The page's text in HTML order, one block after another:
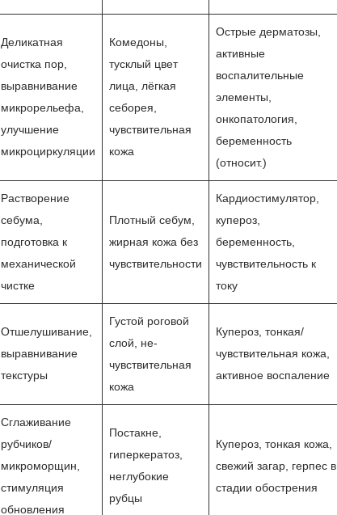
Деликатная
очистка пор,
выравнивание
микрорельефа,
улучшение
микроциркуляции
Комедоны,
тусклый цвет
лица, лёгкая
себорея,
чувствительная
кожа
Острые дерматозы,
активные
воспалительные
элементы,
онкопатология,
беременность
(относит.)
Растворение
себума,
подготовка к
механической
чистке
Плотный себум,
жирная кожа без
чувствительности
Кардиостимулятор,
купероз,
беременность,
чувствительность к
току
Отшелушивание,
выравнивание
текстуры
Густой роговой
слой, не-
чувствительная
кожа
Купероз, тонкая/
чувствительная кожа,
активное воспаление
Сглаживание
рубчиков/
микроморщин,
стимуляция
обновления
Постакне,
гиперкератоз,
неглубокие
рубцы
Купероз, тонкая кожа,
свежий загар, герпес в
стадии обострения